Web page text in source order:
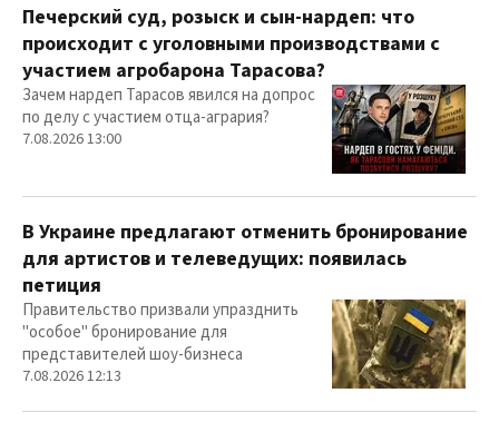
Печерский суд, розыск и сын-нардеп: что
происходит с уголовными производствами с
участием агробарона Тарасова?
Зачем нардеп Тарасов явился на допрос
по делу с участием отца-агрария?
7.08.2026 13:00
В Украине предлагают отменить бронирование
для артистов и телеведущих: появилась
петиция
Правительство призвали упразднить
"особое" бронирование для
представителей шоу-бизнеса
7.08.2026 12:13